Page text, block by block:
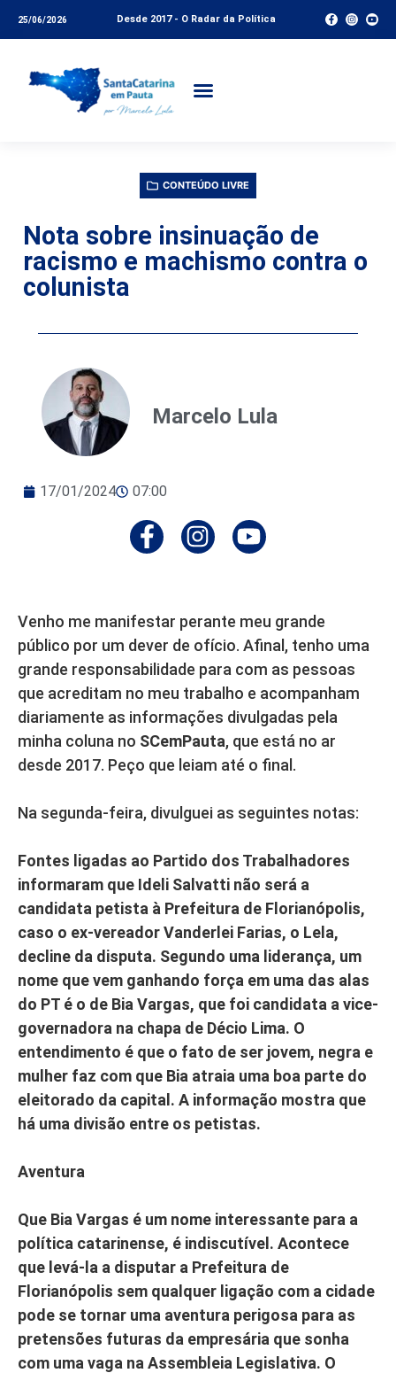
25/06/2026 Desde 2017 - O Radar da Política
CONTEÚDO LIVRE
Nota sobre insinuação de
racismo e machismo contra o
colunista
Marcelo Lula
17/01/2024 07:00
Venho me manifestar perante meu grande
público por um dever de ofício. Afinal, tenho uma
grande responsabilidade para com as pessoas
que acreditam no meu trabalho e acompanham
diariamente as informações divulgadas pela
minha coluna no SCemPauta, que está no ar
desde 2017. Peço que leiam até o final.
Na segunda-feira, divulguei as seguintes notas:
Fontes ligadas ao Partido dos Trabalhadores
informaram que Ideli Salvatti não será a
candidata petista à Prefeitura de Florianópolis,
caso o ex-vereador Vanderlei Farias, o Lela,
decline da disputa. Segundo uma liderança, um
nome que vem ganhando força em uma das alas
do PT é o de Bia Vargas, que foi candidata a vice-
governadora na chapa de Décio Lima. O
entendimento é que o fato de ser jovem, negra e
mulher faz com que Bia atraia uma boa parte do
eleitorado da capital. A informação mostra que
há uma divisão entre os petistas.
Aventura
Que Bia Vargas é um nome interessante para a
política catarinense, é indiscutível. Acontece
que levá-la a disputar a Prefeitura de
Florianópolis sem qualquer ligação com a cidade
pode se tornar uma aventura perigosa para as
pretensões futuras da empresária que sonha
com uma vaga na Assembleia Legislativa. O